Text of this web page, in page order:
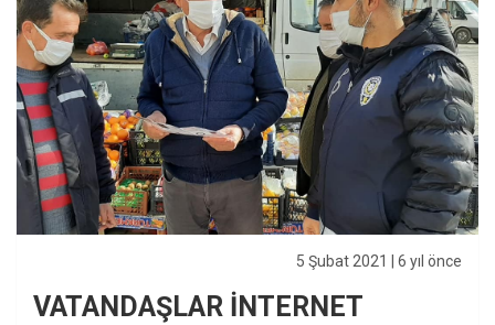
5 Şubat 2021 | 6 yıl önce
VATANDAŞLAR İNTERNET